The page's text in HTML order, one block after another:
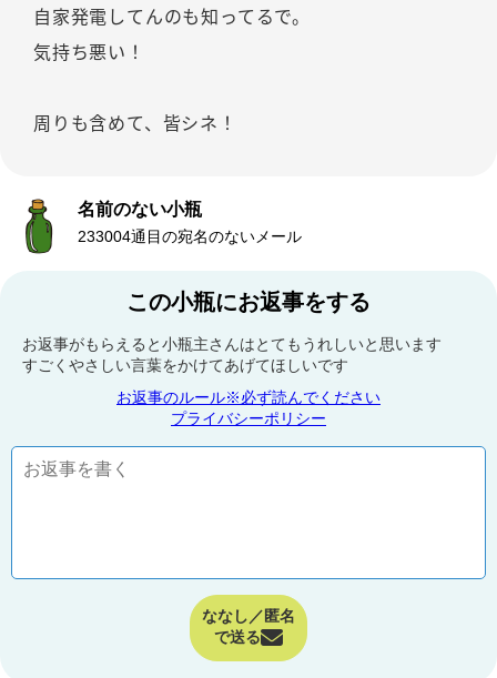
自家発電してんのも知ってるで。
気持ち悪い！
周りも含めて、皆シネ！
名前のない小瓶
233004通目の宛名のないメール
この小瓶にお返事をする
お返事がもらえると小瓶主さんはとてもうれしいと思います
すごくやさしい言葉をかけてあげてほしいです
お返事のルール※必ず読んでください
プライバシーポリシー
ななし／匿名
で送る